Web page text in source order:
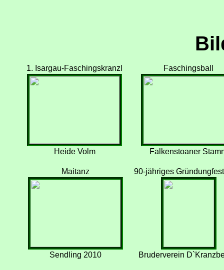
1. Isargau-Faschingskranzl Faschingsball
Heide Volm Falkenstoaner
Maitanz 90-jähriges Gründungfest
Sendling 2010 Bruderverein